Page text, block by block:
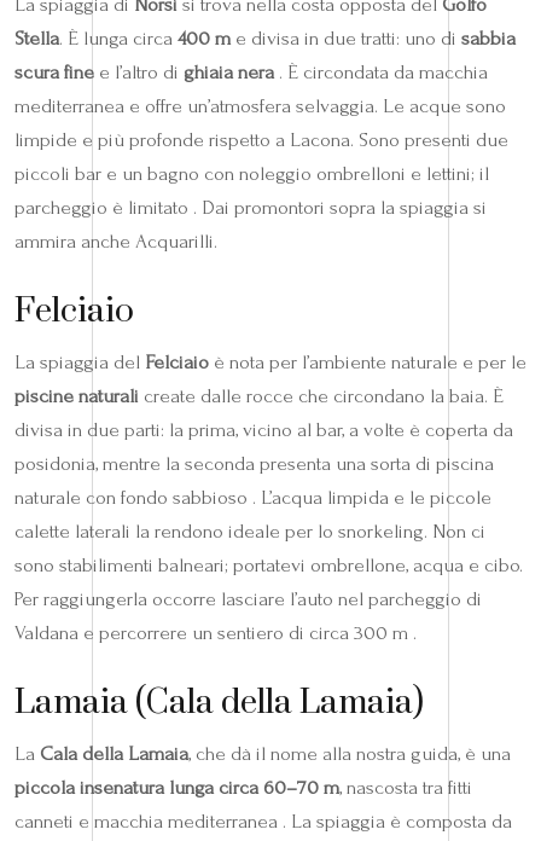
Stella. È lunga circa 400 m e divisa in due tratti: uno di sabbia
scura fine e l’altro di ghiaia nera. È circondata da macchia
mediterranea e offre un’atmosfera selvaggia. Le acque sono
limpide e più profonde rispetto a Lacona. Sono presenti due
piccoli bar e un bagno con noleggio ombrelloni e lettini; il
parcheggio è limitato . Dai promontori sopra la spiaggia si
ammira anche Acquarilli.
Felciaio
La spiaggia del Felciaio è nota per l’ambiente naturale e per le
piscine naturali create dalle rocce che circondano la baia. È
divisa in due parti: la prima, vicino al bar, a volte è coperta da
posidonia, mentre la seconda presenta una sorta di piscina
naturale con fondo sabbioso . L’acqua limpida e le piccole
calette laterali la rendono ideale per lo snorkeling. Non ci
sono stabilimenti balneari; portatevi ombrellone, acqua e cibo.
Per raggiungerla occorre lasciare l’auto nel parcheggio di
Valdana e percorrere un sentiero di circa 300 m .
Lamaia (Cala della Lamaia)
La Cala della Lamaia, che dà il nome alla nostra guida, è una
piccola insenatura lunga circa 60–70 m, nascosta tra fitti
canneti e macchia mediterranea . La spiaggia è composta da